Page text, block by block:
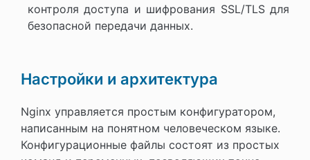
контроля доступа и шифрования SSL/TLS для
безопасной передачи данных.
Настройки и архитектура
Nginx управляется простым конфигуратором,
написанным на понятном человеческом языке.
Конфигурационные файлы состоят из простых